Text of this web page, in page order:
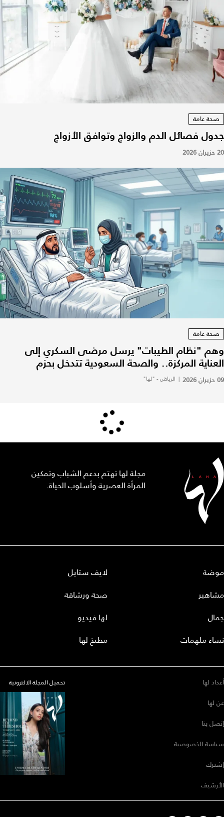
صحة عامة
جدول فصائل الدم والزواج وتوافق الأزواج
20 حزيران 2026
صحة عامة
وهم "نظام الطيبات" يرسل مرضى السكري إلى
العناية المركزة.. والصحة السعودية تتدخل بحزم
09 حزيران 2026 | الرياض - "لها"
مجلة لها تهتم بدعم الشباب وتمكين
المرأة العصرية وأسلوب الحياة.
موضة
مشاهير
جمال
نساء ملهمات
لايف ستايل
صحة ورشاقة
لها فيديو
مطبخ لها
أعداد لها
عن لها
إتصل بنا
سياسة الخصوصية
إشترك
الأرشيف
تحميل المجلة الاكترونية